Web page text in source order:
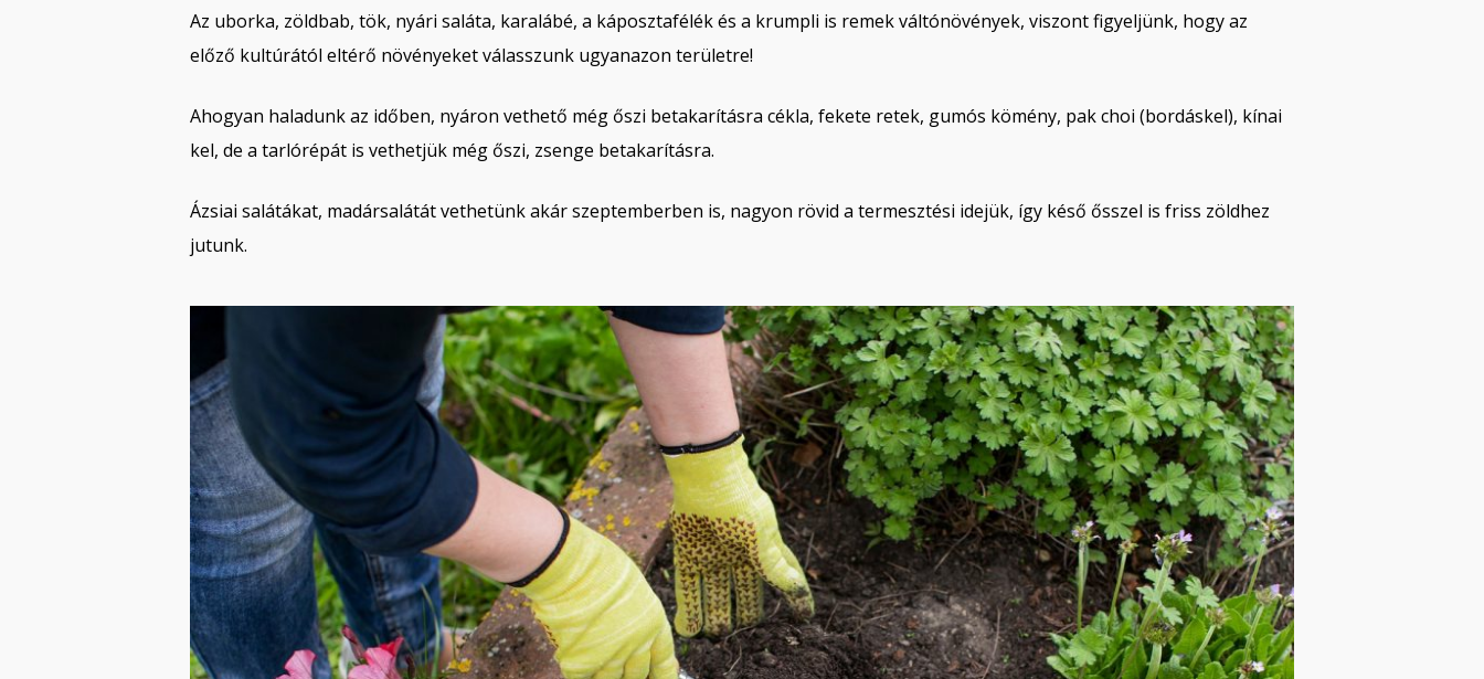
Az uborka, zöldbab, tök, nyári saláta, karalábé, a káposztafélék és a krumpli is remek váltónövények, viszont figyeljünk, hogy az
előző kultúrától eltérő növényeket válasszunk ugyanazon területre!
Ahogyan haladunk az időben, nyáron vethető még őszi betakarításra cékla, fekete retek, gumós kömény, pak choi (bordáskel), kínai
kel, de a tarlórépát is vethetjük még őszi, zsenge betakarításra.
Ázsiai salátákat, madársalátát vethetünk akár szeptemberben is, nagyon rövid a termesztési idejük, így késő ősszel is friss zöldhez
jutunk.